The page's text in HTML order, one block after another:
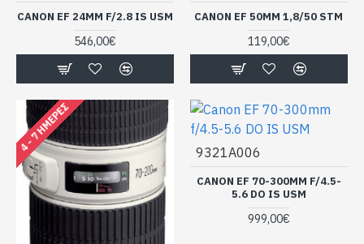
CANON EF 24MM F/2.8 IS USM
546,00€
CANON EF 50MM 1,8/50 STM
119,00€
4 - 7 ΗΜΈΡΕΣ 9321A006
CANON EF 70-300MM F/4.5-
5.6 DO IS USM
999,00€